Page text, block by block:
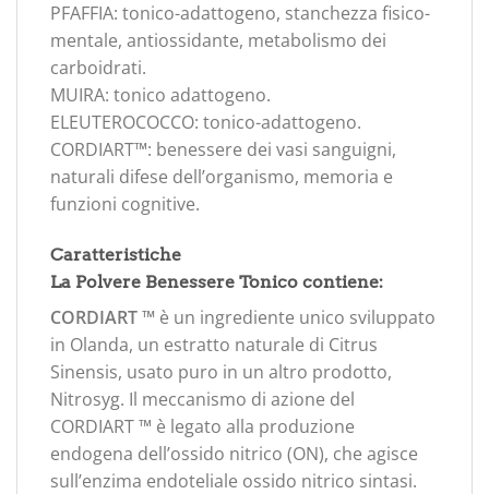
PFAFFIA: tonico-adattogeno, stanchezza fisico-
mentale, antiossidante, metabolismo dei
carboidrati.
MUIRA: tonico adattogeno.
ELEUTEROCOCCO: tonico-adattogeno.
CORDIART™: benessere dei vasi sanguigni,
naturali difese dell’organismo, memoria e
funzioni cognitive.
Caratteristiche
La Polvere Benessere Tonico contiene:
CORDIART ™ è un ingrediente unico sviluppato
in Olanda, un estratto naturale di Citrus
Sinensis, usato puro in un altro prodotto,
Nitrosyg. Il meccanismo di azione del
CORDIART ™ è legato alla produzione
endogena dell’ossido nitrico (ON), che agisce
sull’enzima endoteliale ossido nitrico sintasi.